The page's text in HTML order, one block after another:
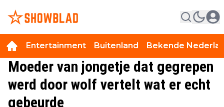
Entertainment Buitenland Bekende
Moeder van jongetje dat gegrepen
werd door wolf vertelt wat er echt
gebeurde